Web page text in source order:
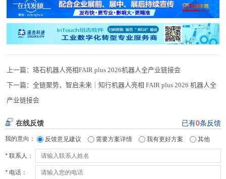
上一篇：珞石机器人亮相FAIR plus 2026机器人全产业链接会
下一篇：全链聚势，智启未来｜知行机器人亮相 FAIR plus 2026 机器人全
产业链接会